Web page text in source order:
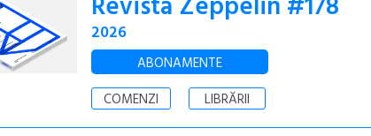
2026
ABONAMENTE
COMENZI
LIBRĂRII